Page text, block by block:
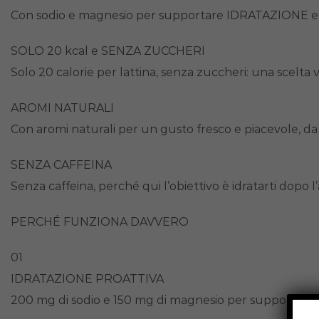
Con sodio e magnesio per supportare
SOLO 20 kcal e SENZA ZUCCHERI
Solo 20 calorie per lattina, senza zuccheri: una
AROMI NATURALI
Con aromi naturali per un gusto fresco e piacevole,
SENZA CAFFEINA
Senza caffeina, perché qui l’obiettivo è idratarti dopo
PERCHÉ FUNZIONA DAVVERO
01
IDRATAZIONE PROATTIVA
200 mg di sodio e 150 mg di magnesio per